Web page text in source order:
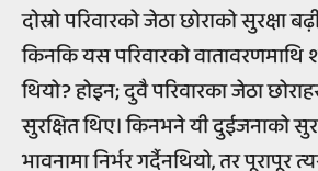
दोस्रो परिवारको जेठा छोराको सुरक्षा
किनकि यस परिवारको वातावरणमाथि
थियो? होइन; दुवै परिवारका जेठा
सुरक्षित थिए। किनभने यी दुईजनाको
भावनामा निर्भर गर्दैनथियो, तर पूरापूर